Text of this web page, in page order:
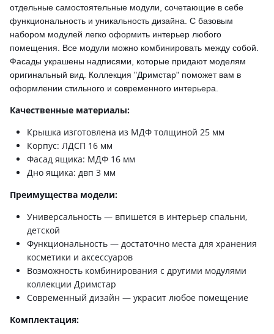
отдельные самостоятельные модули, сочетающие в себе
функциональность и уникальность дизайна. С базовым
набором модулей легко оформить интерьер любого
помещения. Все модули можно комбинировать между собой.
Фасады украшены надписями, которые придают моделям
оригинальный вид. Коллекция "Дримстар" поможет вам в
оформлении стильного и современного интерьера.
Качественные материалы:
Крышка изготовлена из МДФ толщиной 25 мм
Корпус: ЛДСП 16 мм
Фасад ящика: МДФ 16 мм
Дно ящика: двп 3 мм
Преимущества модели:
Универсальность — впишется в интерьер спальни,
детской
Функциональность — достаточно места для хранения
косметики и аксессуаров
Возможность комбинирования с другими модулями
коллекции Дримстар
Современный дизайн — украсит любое помещение
Комплектация: